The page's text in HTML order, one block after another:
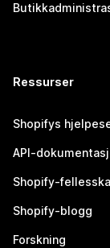
Ressurser
Shopifys
API-
Shopify-
Shopify-blogg
Forskning